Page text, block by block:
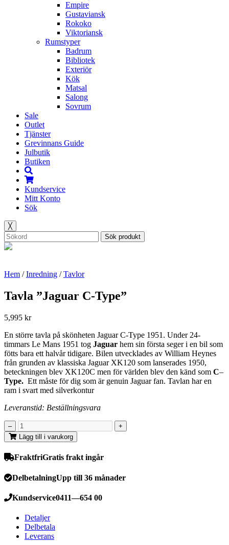
Empire
Gustaviansk
Rokoko
Viktoriansk
Rumstyper
Badrum
Bibliotek
Exteriör
Kök
Matsal
Salong
Sovrum
Sale
Outlet
Tjänster
Grevinnans Guide
Julbutik
Butiken
Kundservice
Mitt Konto
Sök
╳
Sök produkt
Hem /Inredning /Tavlor
Tavla ”Jaguar C-Type”
5,995 kr
En större tavla på skönheten Jaguar C-Type 1951. Under 24-
timmars Le Mans 1951 tog Jaguar hem sin första seger i en bil som
fötts bara ett halvår tidigare. Bilen utvecklades av William Heynes
från grunden av klassiska Jaguar XK120 som lanserades 1950,
beteckningen blev XK120C men för världen blev den känd som C–
Type. Ett måste för dig som är genuin Jaguar fan. Tavlan har en
ram i svart med silverkontur
Leveranstid: Beställningsvara
Lägg till i varukorg
FraktfriGratis frakt ingår
DelbetalningUpp till 36 månader
Kundservice0411—654 00
Detaljer
Delbetala
Leverans